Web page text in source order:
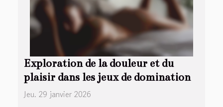
Exploration de la douleur et du
plaisir dans les jeux de domination
Jeu. 29 janvier 2026